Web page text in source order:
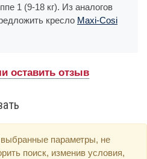
1 (9-18 кг). Из аналогов
кресло Maxi-Cosi
оставить отзыв
параметры, не
поиск, изменив условия,